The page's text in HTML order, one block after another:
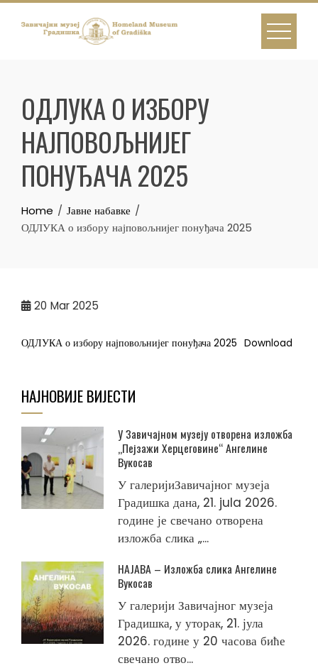
Skip
ОДЛУКА О ИЗБОРУ
НАЈПОВОЉНИЈЕГ
ПОНУЂАЧА 2025
Home
Јавне набавке
ОДЛУКА о избору најповољнијег понуђача 2025
20 Mar 2025
ОДЛУКА о избору најповољнијег понуђача 2025 Download
НАЈНОВИЈЕ ВИЈЕСТИ
У Завичајном музеју отворена изложба
„Пејзажи Херцеговине“ Ангелине
Вукосав
У галеријиЗавичајног музеја
Градишка дана, 21. jula 2026.
године је свечано отворена
изложба слика „...
НАЈАВА – Изложба слика Ангелине
Вукосав
У галерији Завичајног музеја
Градишка, у уторак, 21. јула
2026. године у 20 часова биће
свечано отво...